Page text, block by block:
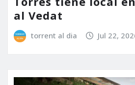
al Vedat
torrent al dia Jul 22,